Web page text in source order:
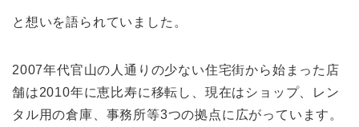
と想いを語られていました。
2007年代官山の人通りの少ない住宅街から始まった店
舗は2010年に恵比寿に移転し、現在はショップ、レン
タル用の倉庫、事務所等3つの拠点に広がっています。